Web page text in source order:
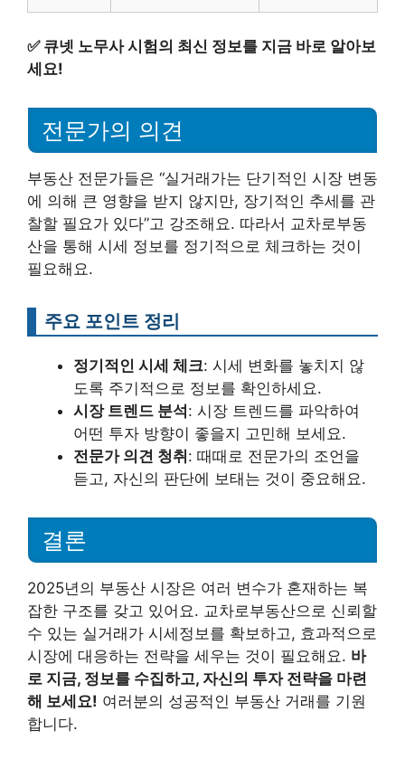
✅ 큐넷 노무사 시험의 최신 정보를 지금 바로 알아보
세요!
전문가의 의견
부동산 전문가들은 “실거래가는 단기적인 시장 변동
에 의해 큰 영향을 받지 않지만, 장기적인 추세를 관
찰할 필요가 있다”고 강조해요. 따라서 교차로부동
산을 통해 시세 정보를 정기적으로 체크하는 것이
필요해요.
주요 포인트 정리
정기적인 시세 체크: 시세 변화를 놓치지 않
도록 주기적으로 정보를 확인하세요.
시장 트렌드 분석: 시장 트렌드를 파악하여
어떤 투자 방향이 좋을지 고민해 보세요.
전문가 의견 청취: 때때로 전문가의 조언을
듣고, 자신의 판단에 보태는 것이 중요해요.
결론
2025년의 부동산 시장은 여러 변수가 혼재하는 복
잡한 구조를 갖고 있어요. 교차로부동산으로 신뢰할
수 있는 실거래가 시세정보를 확보하고, 효과적으로
시장에 대응하는 전략을 세우는 것이 필요해요. 바
로 지금, 정보를 수집하고, 자신의 투자 전략을 마련
해 보세요! 여러분의 성공적인 부동산 거래를 기원
합니다.